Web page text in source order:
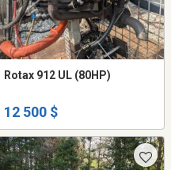
Rotax 912 UL (80HP)
12 500 $